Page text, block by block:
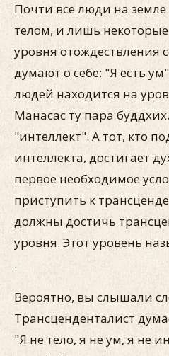
Почти все люди на земле
телом, и лишь
уровня отождествления
думают о себе: "Я есть
людей находится на
Манасас ту пара
"интеллект". А тот, кто
интеллекта, достигает
первое необходимое
приступить к
должны достичь
уровня. Этот уровень
.
Вероятно, вы слышали
Трансценденталист
"Я не тело, я не ум, я не